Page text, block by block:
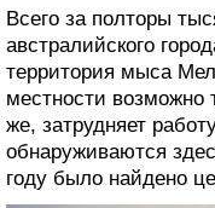
Всего за полторы
австралийского
территория мыса
местности возможно
же, затрудняет
обнаруживаются
году было найдено